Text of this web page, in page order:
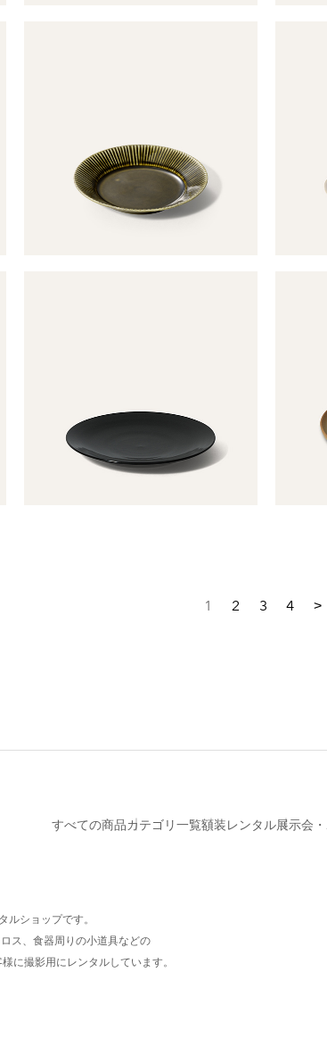
1 2 3 4 >
すべての商品カテゴリ一覧額装レンタル展示会
ショップです。
ス、食器周りの小道具などの
に撮影用にレンタルしています。